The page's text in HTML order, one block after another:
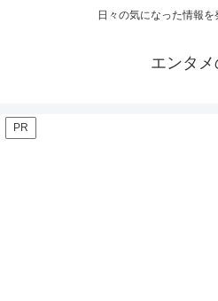
日々の気になった情報を
エンタ
PR